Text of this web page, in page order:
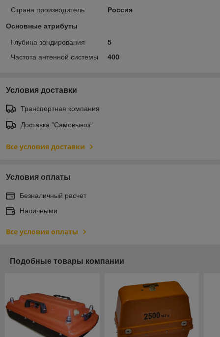
Страна производитель Россия
Основные атрибуты
Глубина зондирования
5
Частота антенной системы
400
Условия доставки
Транспортная компания
Доставка "Самовывоз"
Все условия доставки
Условия оплаты
Безналичный расчет
Наличными
Все условия оплаты
Подобные товары компании